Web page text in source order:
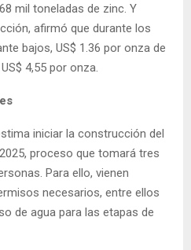
mil toneladas de zinc. Y
afirmó que durante los
bajos, US$ 1.36 por onza de
4,55 por onza.
iniciar la construcción del
proceso que tomará tres
Para ello, vienen
necesarios, entre ellos
de agua para las etapas de